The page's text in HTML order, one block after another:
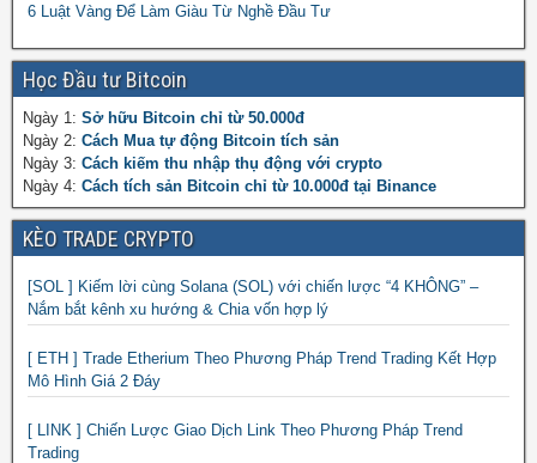
6 Luật Vàng Để Làm Giàu Từ Nghề Đầu Tư
Học Đầu tư Bitcoin
Ngày 1: Sở hữu Bitcoin chỉ từ 50.000đ
Ngày 2: Cách Mua tự động Bitcoin tích sản
Ngày 3: Cách kiếm thu nhập thụ động với crypto
Ngày 4: Cách tích sản Bitcoin chỉ từ 10.000đ tại Binance
KÈO TRADE CRYPTO
[SOL ] Kiếm lời cùng Solana (SOL) với chiến lược “4 KHÔNG” –
Nắm bắt kênh xu hướng & Chia vốn hợp lý
[ ETH ] Trade Etherium Theo Phương Pháp Trend Trading Kết Hợp
Mô Hình Giá 2 Đáy
[ LINK ] Chiến Lược Giao Dịch Link Theo Phương Pháp Trend
Trading